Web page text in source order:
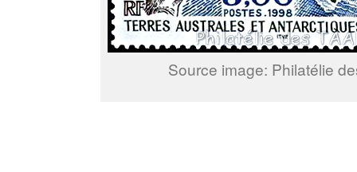
Source image: Philatélie